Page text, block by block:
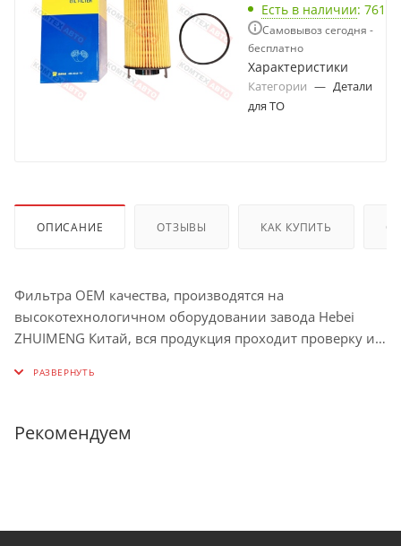
Есть в наличии: 761
Самовывоз сегодня -
бесплатно
Характеристики
Категории — Детали
для ТО
ОПИСАНИЕ ОТЗЫВЫ КАК КУПИТЬ
Фильтра OEM качества, производятся на
высокотехнологичном оборудовании завода Hebei
ZHUIMENG Китай, вся продукция проходит проверку и
Фильтр масляный 1.6 Chery Tiggo 8 Pro, Exeed TXL
Рекомендуем